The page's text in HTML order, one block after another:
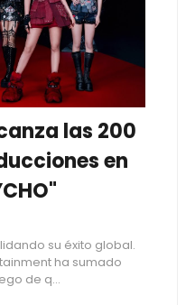
las 200
en
su éxito global.
ha sumado
de q...